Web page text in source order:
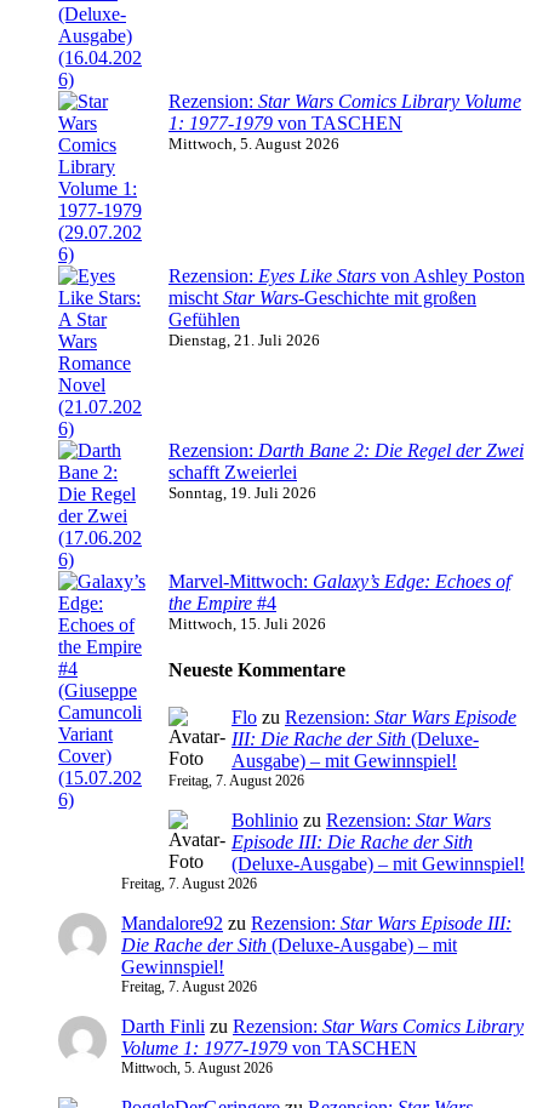
Rezension: Star Wars Comics Library Volume
1: 1977-1979 von TASCHEN
Mittwoch, 5. August 2026
Rezension: Eyes Like Stars von Ashley Poston
mischt Star Wars-Geschichte mit großen
Gefühlen
Dienstag, 21. Juli 2026
Rezension: Darth Bane 2: Die Regel der Zwei
schafft Zweierlei
Sonntag, 19. Juli 2026
Marvel-Mittwoch: Galaxy’s Edge: Echoes of
the Empire #4
Mittwoch, 15. Juli 2026
Neueste Kommentare
Flo zu Rezension: Star Wars Episode
III: Die Rache der Sith (Deluxe-
Ausgabe) – mit Gewinnspiel!
Freitag, 7. August 2026
Bohlinio zu Rezension: Star Wars
Episode III: Die Rache der Sith
(Deluxe-Ausgabe) – mit Gewinnspiel!
Freitag, 7. August 2026
Mandalore92 zu Rezension: Star Wars Episode III:
Die Rache der Sith (Deluxe-Ausgabe) – mit
Gewinnspiel!
Freitag, 7. August 2026
Darth Finli zu Rezension: Star Wars Comics Library
Volume 1: 1977-1979 von TASCHEN
Mittwoch, 5. August 2026